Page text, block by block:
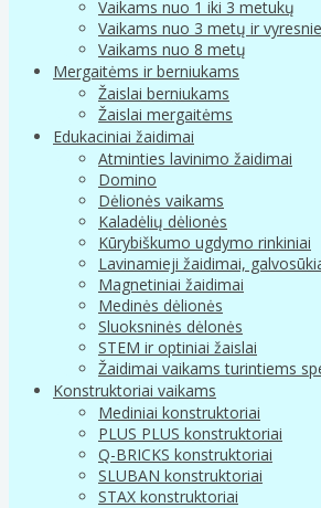
Vaikams nuo 1 iki 3 metukų
Vaikams nuo 3 metų ir
Vaikams nuo 8 metų
Mergaitėms ir berniukams
Žaislai berniukams
Žaislai mergaitėms
Edukaciniai žaidimai
Atminties lavinimo žaidimai
Domino
Dėlionės vaikams
Kaladėlių dėlionės
Kūrybiškumo ugdymo rinkiniai
Lavinamieji žaidimai,
Magnetiniai žaidimai
Medinės dėlionės
Sluoksninės dėlonės
STEM ir optiniai žaislai
Žaidimai vaikams turintiems
Konstruktoriai vaikams
Mediniai konstruktoriai
PLUS PLUS konstruktoriai
Q-BRICKS konstruktoriai
SLUBAN konstruktoriai
STAX konstruktoriai